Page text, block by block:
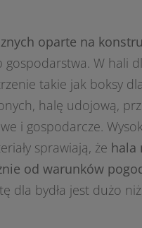
oparte na
W hali
takie jak boksy
halę udojową,
i gospodarcze.
sprawiają, że hala
od warunków
dla bydła jest dużo